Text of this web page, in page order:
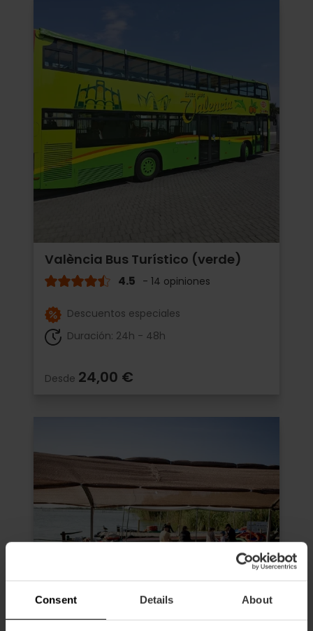
Consent Details About
València Bus Turístico (verde)
4.5 - 14 opiniones
Descuentos especiales
Duración: 24h - 48h
Desde 24,00 €